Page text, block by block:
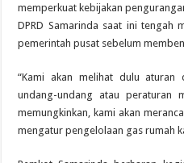
memperkuat kebijakan
DPRD Samarinda saat ini tengah
pemerintah pusat sebelum
“Kami akan melihat dulu aturan
undang-undang atau peraturan
memungkinkan, kami akan
mengatur pengelolaan gas rumah